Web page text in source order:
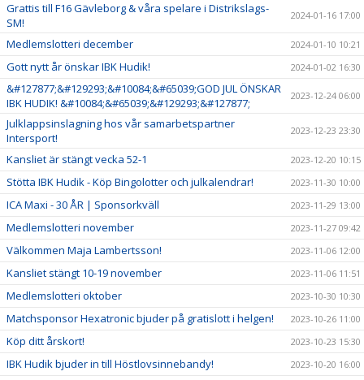
Grattis till F16 Gävleborg & våra spelare i Distrikslags-
SM!
2024-01-16 17:00
Medlemslotteri december 2024-01-10 10:21
Gott nytt år önskar IBK Hudik! 2024-01-02 16:30
&#127877;&#129293;&#10084;&#65039;GOD JUL ÖNSKAR
IBK HUDIK! &#10084;&#65039;&#129293;&#127877;
2023-12-24 06:00
Julklappsinslagning hos vår samarbetspartner
Intersport!
2023-12-23 23:30
Kansliet är stängt vecka 52-1 2023-12-20 10:15
Stötta IBK Hudik - Köp Bingolotter och julkalendrar! 2023-11-30 10:00
ICA Maxi - 30 ÅR | Sponsorkväll 2023-11-29 13:00
Medlemslotteri november 2023-11-27 09:42
Välkommen Maja Lambertsson! 2023-11-06 12:00
Kansliet stängt 10-19 november 2023-11-06 11:51
Medlemslotteri oktober 2023-10-30 10:30
Matchsponsor Hexatronic bjuder på gratislott i helgen! 2023-10-26 11:00
Köp ditt årskort! 2023-10-23 15:30
IBK Hudik bjuder in till Höstlovsinnebandy! 2023-10-20 16:00